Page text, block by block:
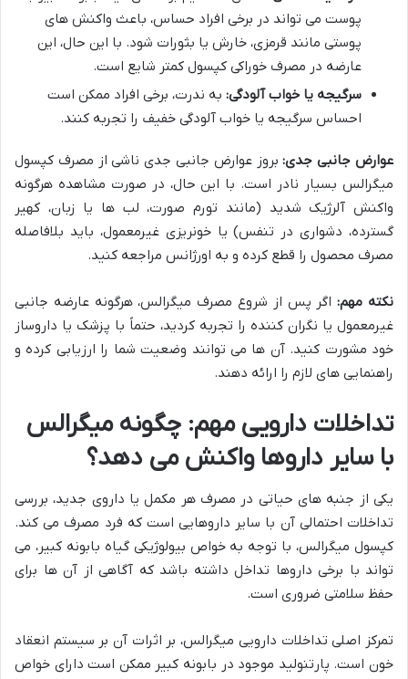
پوست می تواند در برخی افراد حساس، باعث واکنش های
پوستی مانند قرمزی، خارش یا بثورات شود. با این حال، این
عارضه در مصرف خوراکی کپسول کمتر شایع است.
سرگیجه یا خواب آلودگی: به ندرت، برخی افراد ممکن است
احساس سرگیجه یا خواب آلودگی خفیف را تجربه کنند.
عوارض جانبی جدی:بروز عوارض جانبی جدی ناشی از مصرف کپسول
میگرالس بسیار نادر است. با این حال، در صورت مشاهده هرگونه
واکنش آلرژیک شدید (مانند تورم صورت، لب ها یا زبان، کهیر
گسترده، دشواری در تنفس) یا خونریزی غیرمعمول، باید بلافاصله
مصرف محصول را قطع کرده و به اورژانس مراجعه کنید.
نکته مهم:اگر پس از شروع مصرف میگرالس، هرگونه عارضه جانبی
غیرمعمول یا نگران کننده را تجربه کردید، حتماً با پزشک یا داروساز
خود مشورت کنید. آن ها می توانند وضعیت شما را ارزیابی کرده و
راهنمایی های لازم را ارائه دهند.
تداخلات دارویی مهم: چگونه میگرالس
با سایر داروها واکنش می دهد؟
یکی از جنبه های حیاتی در مصرف هر مکمل یا داروی جدید، بررسی
تداخلات احتمالی آن با سایر داروهایی است که فرد مصرف می کند.
کپسول میگرالس، با توجه به خواص بیولوژیکی گیاه بابونه کبیر، می
تواند با برخی داروها تداخل داشته باشد که آگاهی از آن ها برای
حفظ سلامتی ضروری است.
تمرکز اصلی تداخلات دارویی میگرالس، بر اثرات آن بر سیستم انعقاد
خون است. پارتنولید موجود در بابونه کبیر ممکن است دارای خواص